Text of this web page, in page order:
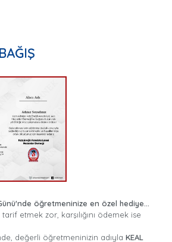
öğretmeninize en özel hediye...
etmek zor, karşılığını ödemek ise
değerli öğretmeninizin adıylaKEAL